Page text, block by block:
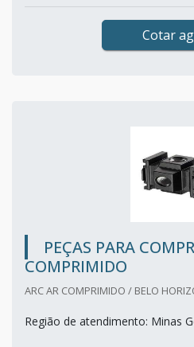
Cotar
PEÇAS PARA
COMPRIMIDO
ARC AR COMPRIMIDO / BELO
Região de atendimento: Minas